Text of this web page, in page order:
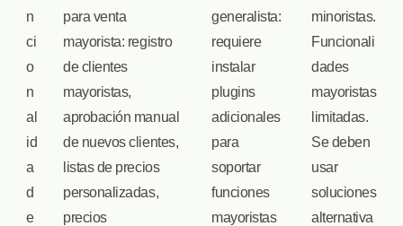
n
ci
o
n
al
id
a
d
e
para venta
mayorista: registro
de clientes
mayoristas,
aprobación manual
de nuevos clientes,
listas de precios
personalizadas,
precios
generalista:
requiere
instalar
plugins
adicionales
para
soportar
funciones
mayoristas
minoristas.
Funcionali
dades
mayoristas
limitadas.
Se deben
usar
soluciones
alternativa